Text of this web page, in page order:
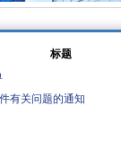
标题
有关问题的通知